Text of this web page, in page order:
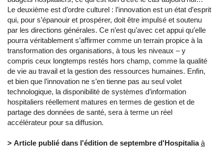
Le deuxième est d’ordre culturel : l’innovation est un état d’esprit
qui, pour s’épanouir et prospérer, doit être impulsé et soutenu
par les directions générales. Ce n’est qu’avec cet appui qu’elle
pourra véritablement s’affirmer comme un terrain propice à la
transformation des organisations, à tous les niveaux – y
compris ceux longtemps restés hors champ, comme la qualité
de vie au travail et la gestion des ressources humaines. Enfin,
et bien que l’innovation ne s’en tienne pas au seul volet
technologique, la disponibilité de systèmes d’information
hospitaliers réellement matures en termes de gestion et de
partage des données de santé, sera à terme un réel
accélérateur pour sa diffusion.
> Article publié dans l'édition de septembre d'Hospitaliaà